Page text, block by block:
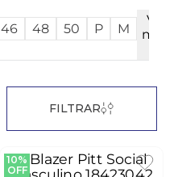
46 48 50 P M
Ver
mais
FILTRAR
10%
OFF